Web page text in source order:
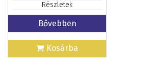
Részletek
Bővebben
Kosárba